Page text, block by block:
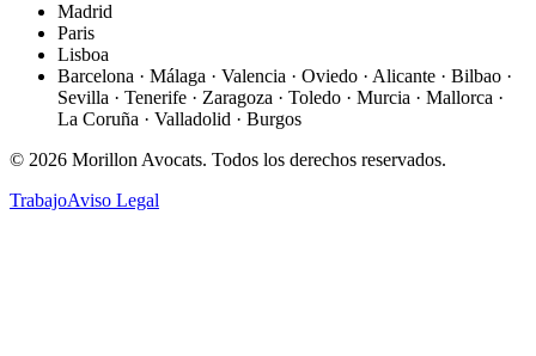
Madrid
Paris
Lisboa
Barcelona · Málaga · Valencia · Oviedo · Alicante · Bilbao ·
Sevilla · Tenerife · Zaragoza · Toledo · Murcia · Mallorca ·
La Coruña · Valladolid · Burgos
© 2026 Morillon Avocats. Todos los derechos reservados.
TrabajoAviso Legal